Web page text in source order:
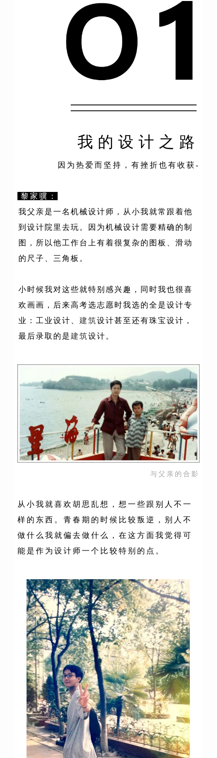
我的设计之路
因为热爱而坚持，有挫折也有收获-
黎家骥：
我父亲是一名机械设计师，从小我就常跟着他
到设计院里去玩。因为机械设计需要精确的制
图，所以他工作台上有着很复杂的图板、滑动
的尺子、三角板。
小时候我对这些就特别感兴趣，同时我也很喜
欢画画，后来高考选志愿时我选的全是设计专
业：工业设计、 建筑设计甚至还有珠宝设计，
最后录取的是建筑设计。
与父亲的合影
从小我就喜欢胡思乱想，想一些跟别人不一
样的东西。青春期的时候比较叛逆，别人不
做什么我就偏去做什么，在这方面我觉得可
能是作为设计师一个比较特别的点。